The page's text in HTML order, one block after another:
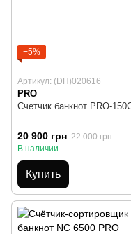
−5%
Артикул: (DH)020616
PRO
Счетчик банкнот PRO-
20 900 грн 22 000 грн
В наличии
Купить